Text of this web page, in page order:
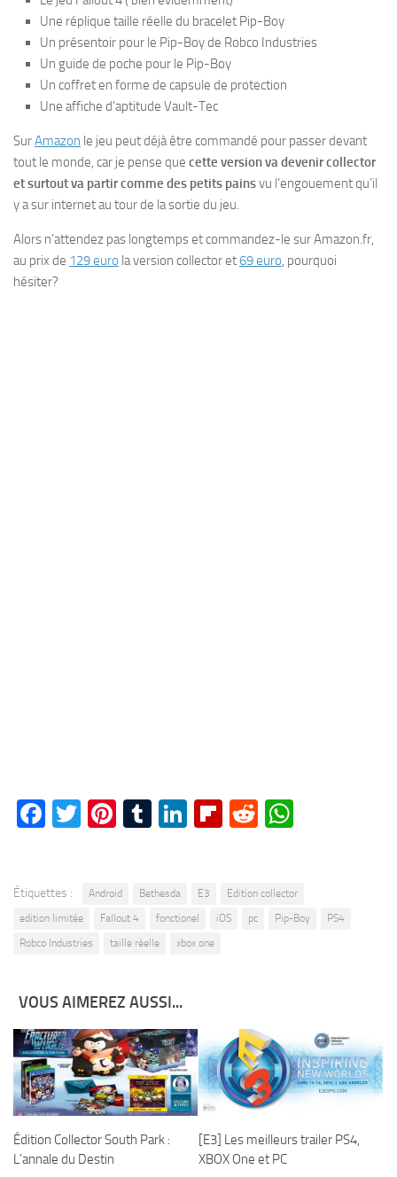
Une réplique taille réelle du bracelet Pip-Boy
Un présentoir pour le Pip-Boy de Robco Industries
Un guide de poche pour le Pip-Boy
Un coffret en forme de capsule de protection
Une affiche d’aptitude Vault-Tec
SurAmazon le jeu peut déjà être commandé pour passer devant
tout le monde, car je pense que cette version va devenir collector
et surtout va partir comme des petits painsvu l’engouement qu’il
y a sur internet au tour de la sortie du jeu.
Alors n’attendez pas longtemps et commandez-le sur Amazon.fr,
au prix de 129 euro la version collector et69 euro, pourquoi
hésiter?
Facebook
Twitter
Pinterest
Tumblr
LinkedIn
Flipboard
Reddit
Étiquettes : Android Bethesda E3
Edition collector
edition limitée
Fallout 4 fonctionel iOS pc Pip-Boy
PS4
Robco Industries
taille réelle xbox one
VOUS AIMEREZ AUSSI...
Édition Collector South Park :
L’annale du Destin
[E3] Les meilleurs trailer PS4,
XBOX One et PC